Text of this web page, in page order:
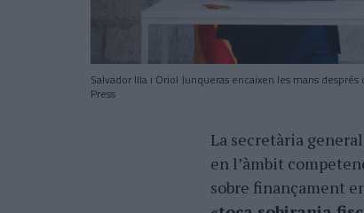
Salvador Illa i Oriol Junqueras encaixen les mans
Press
La secretària general
en lʼàmbit
sobre finançament